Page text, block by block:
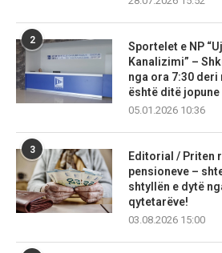
2
Sportelet e NP
Kanalizimi” –
nga ora 7:30 deri
është ditë jopune
05.01.2026 10:36
3
Editorial / Priten
pensioneve –
shtyllën e dytë
qytetarëve!
03.08.2026 15:00